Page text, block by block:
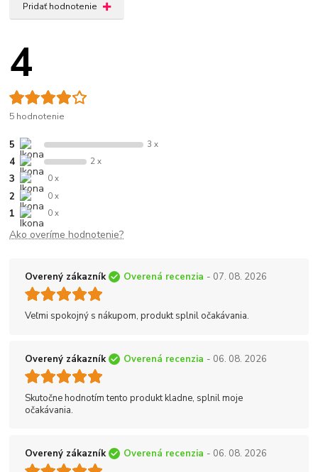
Pridať hodnotenie
4
5 hodnotenie
5 3 x
4 2 x
3 0 x
2 0 x
1 0 x
Ako overíme hodnotenie?
Overený zákazník Overená recenzia - 07. 08. 2026
Veľmi spokojný s nákupom, produkt splnil očakávania.
Overený zákazník Overená recenzia - 06. 08. 2026
Skutočne hodnotím tento produkt kladne, splnil moje
očakávania.
Overený zákazník Overená recenzia - 06. 08. 2026